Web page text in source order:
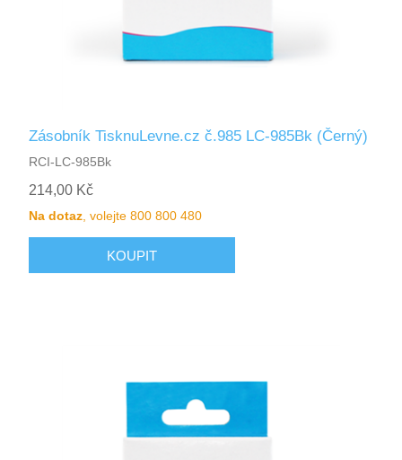
Zásobník TisknuLevne.cz č.985 LC-985Bk (Černý)
RCI-LC-985Bk
214,00 Kč
Na dotaz, volejte 800 800 480